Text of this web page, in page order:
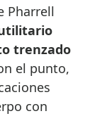
Pharrell
trenzado
el punto,
con